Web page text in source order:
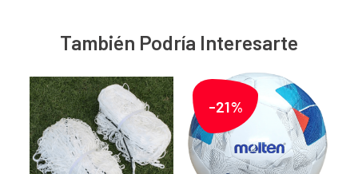
También Podría Interesarte
-21%